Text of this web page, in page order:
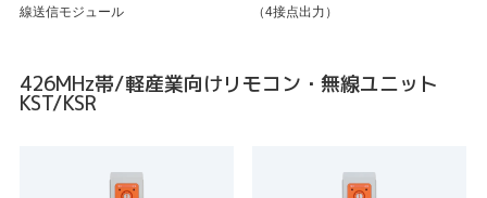
線送信モジュール
（4接点出力）
426MHz帯/軽産業向けリモコン・無線ユニット
KST/KSR